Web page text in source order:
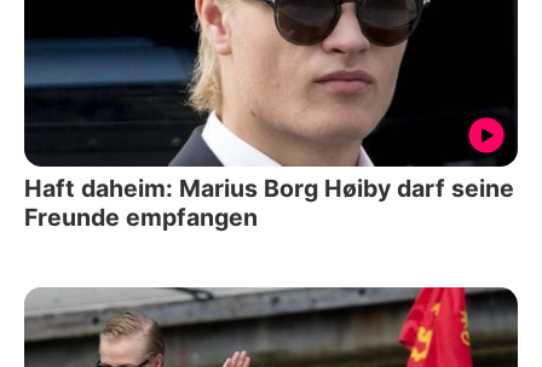
Haft daheim: Marius Borg Høiby darf seine
Freunde empfangen